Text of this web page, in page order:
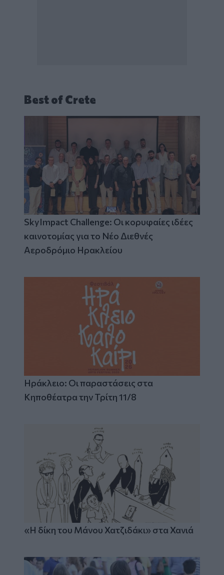
Best of Crete
SkyImpact Challenge: Οι κορυφαίες ιδέες
καινοτομίας για το Νέο Διεθνές
Αεροδρόμιο Ηρακλείου
Ηράκλειο: Οι παραστάσεις στα
Κηποθέατρα την Τρίτη 11/8
«Η δίκη του Μάνου Χατζιδάκι» στα Χανιά